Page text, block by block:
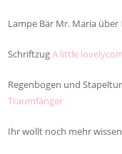
Lampe Bär Mr. Maria über
SchriftzugA little
Regenbogen und
Traumfänger
Ihr wollt noch mehr